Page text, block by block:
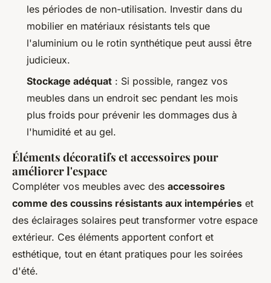
les périodes de non-utilisation. Investir dans du
mobilier en matériaux résistants tels que
l'aluminium ou le rotin synthétique peut aussi être
judicieux.
Stockage adéquat : Si possible, rangez vos
meubles dans un endroit sec pendant les mois
plus froids pour prévenir les dommages dus à
l'humidité et au gel.
Éléments décoratifs et accessoires pour
améliorer l'espace
Compléter vos meubles avec des accessoires
comme des coussins résistants aux intempéries et
des éclairages solaires peut transformer votre espace
extérieur. Ces éléments apportent confort et
esthétique, tout en étant pratiques pour les soirées
d'été.